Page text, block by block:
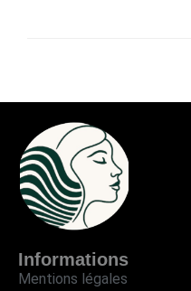
Informations
Mentions légales